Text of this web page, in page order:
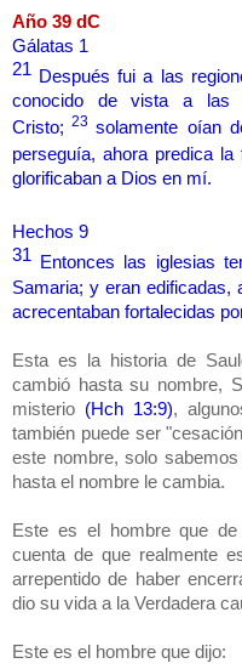
Año 39 dC
Gálatas 1
21 Después fui a las
conocido de vista a las
Cristo; 23solamente oían
perseguía, ahora predica
glorificaban a Dios en mí.
Hechos 9
31 Entonces las iglesias
Samaria; y eran edificadas,
acrecentaban fortalecidas
Esta es la historia de
cambió hasta su nombre,
misterio (Hch 13:9),
también puede ser
este nombre, solo
hasta el nombre le cambia.
Este es el hombre que
cuenta de que realmente
arrepentido de haber
dio su vida a la Verdadera
Este es el hombre que dijo: